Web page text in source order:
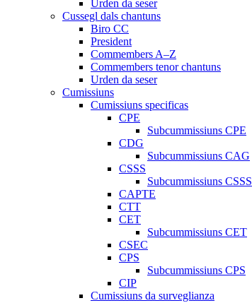
Urden da seser
Cussegl dals chantuns
Biro CC
President
Commembers A–Z
Commembers tenor chantuns
Urden da seser
Cumissiuns
Cumissiuns specificas
CPE
Subcummissiuns CPE
CDG
Subcummissiuns CAG
CSSS
Subcummissiuns CSSS
CAPTE
CTT
CET
Subcummissiuns CET
CSEC
CPS
Subcummissiuns CPS
CIP
Cumissiuns da surveglianza